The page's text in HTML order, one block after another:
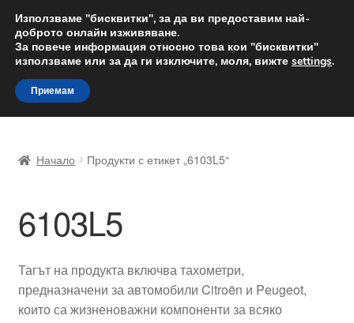
ДОСТАВКА от 12 лв.
Доставка по целия свят
Skip
to
navigation
Skip
to
content
Доставка по целия свят
Жалби
Количка
Начало Продукти с етикет „6103L5“
6103L5
Тагът на продукта включва тахометри,
предназначени за автомобили Citroën и Peugeot,
които са жизненоважни компоненти за всяко
Използваме "бисквитки", за да ви предоставим най-
доброто онлайн изживяване.
За повече информация относно това кои "бисквитки"
използваме или за да ги изключите, моля, вижте settings.
Приемам